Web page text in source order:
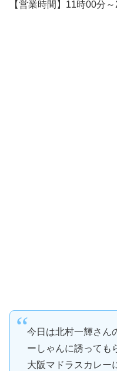
【営業時間】11時00分
今日は北村一輝さん
ーしゃんに誘っても
大阪マドラスカレー